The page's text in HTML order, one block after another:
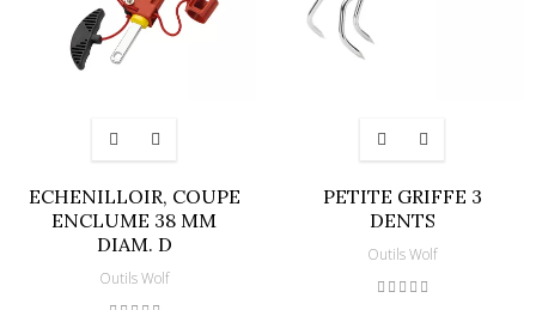
ECHENILLOIR, COUPE
ENCLUME 38 MM
DIAM. D
Outils Wolf
PETITE GRIFFE 3
DENTS
Outils Wolf